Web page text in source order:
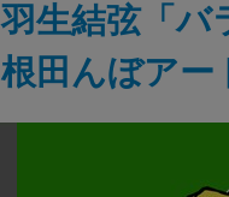
羽生結弦「バ
根田んぼアー